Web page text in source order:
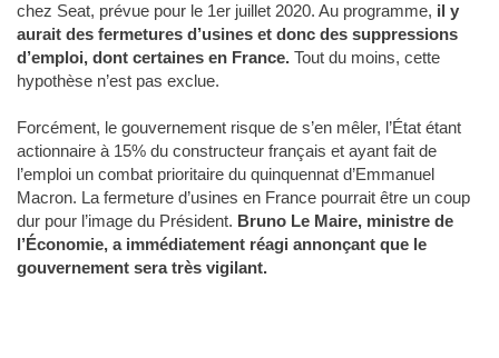
chez Seat, prévue pour le 1er juillet 2020. Au programme, il y
aurait des fermetures d’usines et donc des suppressions
d’emploi, dont certaines en France. Tout du moins, cette
hypothèse n’est pas exclue.
Forcément, le gouvernement risque de s’en mêler, l’État étant
actionnaire à 15% du constructeur français et ayant fait de
l’emploi un combat prioritaire du quinquennat d’Emmanuel
Macron. La fermeture d’usines en France pourrait être un coup
dur pour l’image du Président. Bruno Le Maire, ministre de
l’Économie, a immédiatement réagi annonçant que le
gouvernement sera très vigilant.